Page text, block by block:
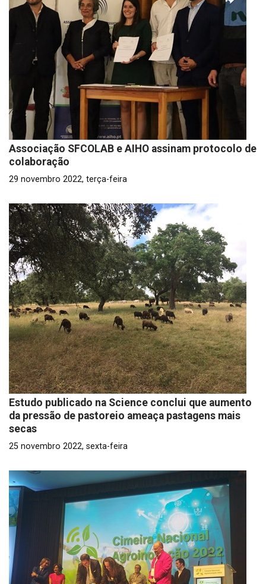
Associação SFCOLAB e AIHO assinam protocolo de
colaboração
29 novembro 2022, terça-feira
Estudo publicado na Science conclui que aumento
da pressão de pastoreio ameaça pastagens mais
secas
25 novembro 2022, sexta-feira